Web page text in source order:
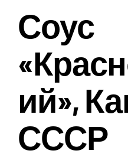
Соус
Ий»,
СССР